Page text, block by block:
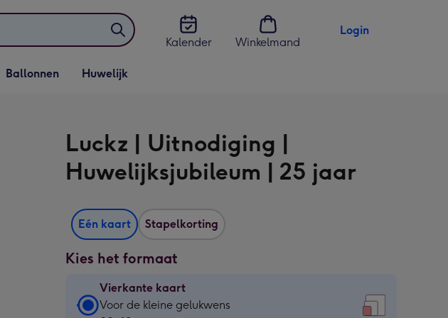
Kalender
Winkelmand
Login
Vervolgkeuzelijst
Ballonnen openen
Ballonnen
Vervolgkeuzelijst
Huwelijk openen
Huwelijk
Luckz | Uitnodiging |
Huwelijksjubileum | 25 jaar
Eén kaart Stapelkorting
Kies het formaat
Vierkante kaart
Vierkante
Voor de kleine gelukwens